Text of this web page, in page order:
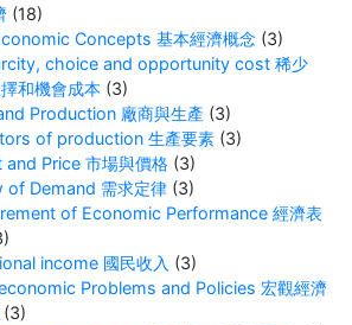
(18)
Concepts 基本經濟概念 (3)
choice and opportunity cost 稀少
和機會成本 (3)
Production 廠商與生產 (3)
of production 生產要素 (3)
Price 市場與價格 (3)
of Demand 需求定律 (3)
of Economic Performance 經濟表
income 國民收入 (3)
Problems and Policies 宏觀經濟
(3)